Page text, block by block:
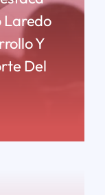
Laredo
Y
Del